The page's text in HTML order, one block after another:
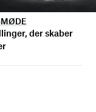
der skaber